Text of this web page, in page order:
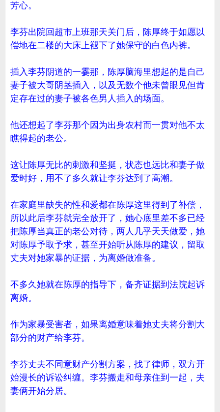
芳心。
李芬出院回超市上班那天关门后，陈厚终于如愿以
偿地在二楼的大床上褪下了她保守的白色内裤。
插入李芬阴道的一霎那，陈厚脑海里想起的是自己
妻子被大哥阴茎插入，以及无数个他未曾眼见但肯
定存在过的妻子被各色男人插入的场面。
他还想起了李芬那个因为出身农村而一贯对他不太
瞧得起的老公。
这让陈厚无比的刺激和坚挺，状态也远比和妻子做
爱时好，用不了多久就让李芬达到了高潮。
在家庭里缺失的性和爱都在陈厚这里得到了补偿，
所以此后李芬就完全放开了，她心底里差不多已经
把陈厚当真正的老公对待，两人几乎天天做爱，她
对陈厚予取予求，甚至开始听从陈厚的建议，留取
丈夫对她家暴的证据，为离婚做准备。
不多久她就在陈厚的指导下，备齐证据到法院起诉
离婚。
作为家暴受害者，如果离婚意味着她丈夫将分割大
部分的财产给李芬。
李芬丈夫不同意财产分割方案，找了律师，双方开
始漫长的诉讼纠缠。李芬搬走和母亲住到一起，夫
妻俩开始分居。